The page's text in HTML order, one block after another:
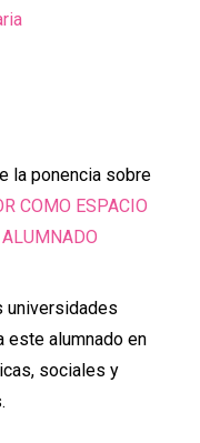
la ponencia sobre
COMO ESPACIO
universidades
este alumnado en
sociales y